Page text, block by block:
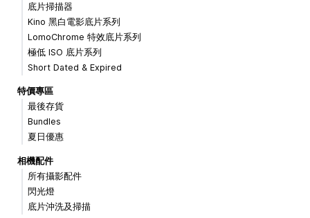
底片掃描器
Kino 黑白電影底片系列
LomoChrome 特效底片系列
極低 ISO 底片系列
Short Dated & Expired
特價專區
最後存貨
Bundles
夏日優惠
相機配件
所有攝影配件
閃光燈
底片沖洗及掃描